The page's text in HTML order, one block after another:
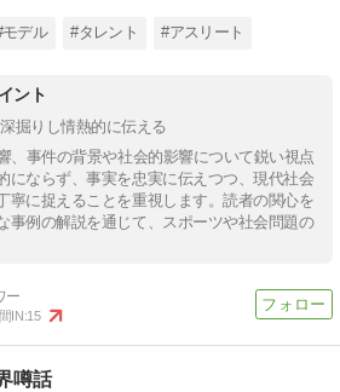
モデル #タレント #アスリート
ント
掘りし情熱的に伝える
、事件の背景や社会的影響について鋭い視点
にならず、事実を忠実に伝えつつ、現代社会
寧に捉えることを重視します。読者の関心を
事例の解説を通じて、スポーツや社会問題の
IN:15
噂話